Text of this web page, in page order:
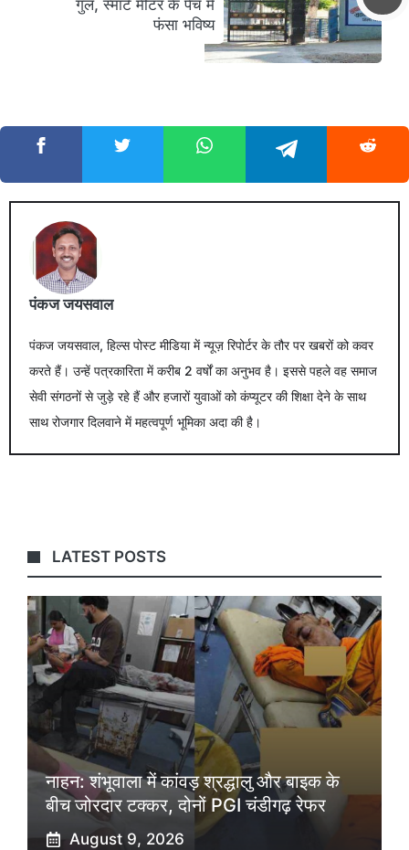
गुल, स्मार्ट मीटर के पेंच में
फंसा भविष्य
पंकज जयसवाल
पंकज जयसवाल, हिल्स पोस्ट मीडिया में न्यूज़ रिपोर्टर के तौर पर खबरों को कवर
करते हैं। उन्हें पत्रकारिता में करीब 2 वर्षों का अनुभव है। इससे पहले वह समाज
सेवी संगठनों से जुड़े रहे हैं और हजारों युवाओं को कंप्यूटर की शिक्षा देने के साथ
साथ रोजगार दिलवाने में महत्वपूर्ण भूमिका अदा की है।
LATEST POSTS
नाहन: शंभूवाला में कांवड़ श्रद्धालु और बाइक के
बीच जोरदार टक्कर, दोनों PGI चंडीगढ़ रेफर
August 9, 2026